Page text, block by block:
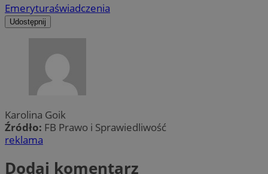
Emeryturaświadczenia
Udostępnij
Karolina Goik
Źródło: FB Prawo i Sprawiedliwość
reklama
Dodaj komentarz